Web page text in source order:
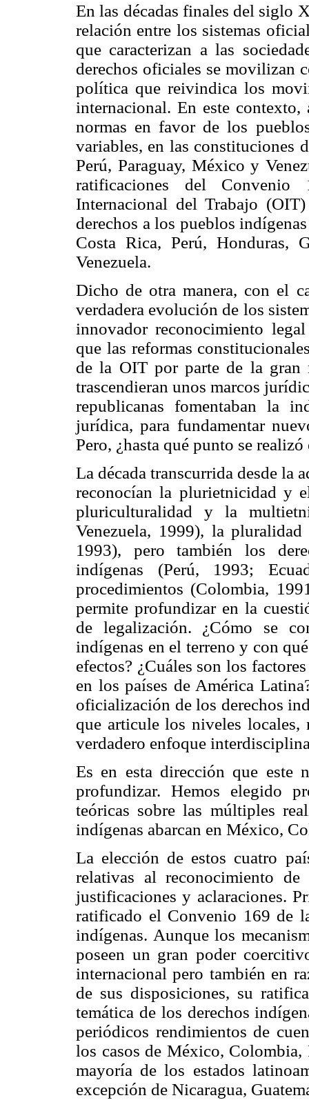
En las décadas finales del siglo
relación entre los sistemas
que caracterizan a las
derechos oficiales se movilizan
política que reivindica los
internacional. En este
normas en favor de los
variables, en las constituciones
Perú, Paraguay, México y
ratificaciones del Convenio
Internacional del Trabajo
derechos a los pueblos
Costa Rica, Perú, Honduras,
Venezuela.
Dicho de otra manera, con el
verdadera evolución de los
innovador reconocimiento
que las reformas
de la OIT por parte de la gran
trascendieran unos marcos
republicanas fomentaban la
jurídica, para fundamentar
Pero, ¿hasta qué punto se
La década transcurrida desde la
reconocían la plurietnicidad y
pluriculturalidad y la
Venezuela, 1999), la
1993), pero también los
indígenas (Perú, 1993;
procedimientos (Colombia,
permite profundizar en la
de legalización. ¿Cómo se
indígenas en el terreno y con
efectos? ¿Cuáles son los
en los países de América
oficialización de los derechos
que articule los niveles locales,
verdadero enfoque
Es en esta dirección que este
profundizar. Hemos elegido
teóricas sobre las múltiples
indígenas abarcan en México,
La elección de estos cuatro
relativas al reconocimiento de
justificaciones y aclaraciones.
ratificado el Convenio 169 de
indígenas. Aunque los
poseen un gran poder
internacional pero también en
de sus disposiciones, su
temática de los derechos
periódicos rendimientos de
los casos de México,
mayoría de los estados
excepción de Nicaragua,